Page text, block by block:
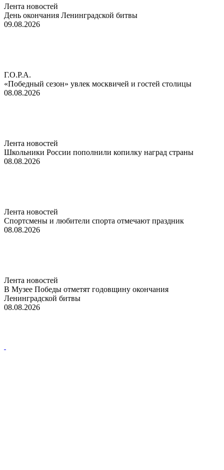
Лента новостей
День окончания Ленинградской битвы
09.08.2026
Г.О.Р.А.
«Победный сезон» увлек москвичей и гостей столицы
08.08.2026
Лента новостей
Школьники России пополнили копилку наград страны
08.08.2026
Лента новостей
Спортсмены и любители спорта отмечают праздник
08.08.2026
Лента новостей
В Музее Победы отметят годовщину окончания
Ленинградской битвы
08.08.2026